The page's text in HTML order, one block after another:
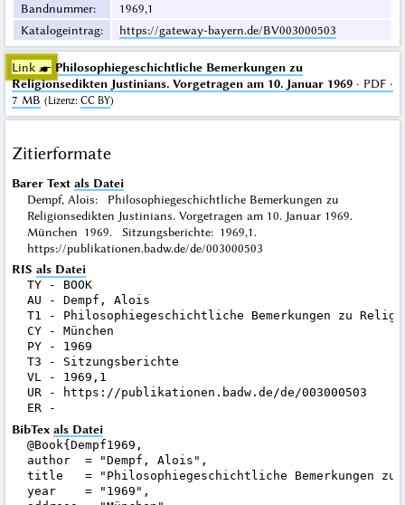
Bandnummer:
1969,1
Katalogeintrag: https://gateway-bayern.de/BV003000503
Link ☛ Philosophiegeschichtliche Bemerkungen zu
Religionsedikten Justinians. Vorgetragen am 10. Januar 1969· PDF ·
7 MB (Lizenz: CC BY)
Zitierformate
Barer Text als Datei
Dempf, Alois: Philosophiegeschichtliche Bemerkungen zu
Religionsedikten Justinians. Vorgetragen am 10. Januar 1969.
München 1969. Sitzungsberichte: 1969,1.
https://publikationen.badw.de/de/003000503
RIS als Datei
TY - BOOK
AU - Dempf, Alois
T1 - Philosophiegeschichtliche Bemerkungen zu
CY - München
PY - 1969
T3 - Sitzungsberichte
VL - 1969,1
UR - https://publikationen.badw.de/de/003000503
BibTex als Datei
@Book{Dempf1969,
author  = "Dempf, Alois",
title   = "Philosophiegeschichtliche Bemerkungen zu
year    = "1969",